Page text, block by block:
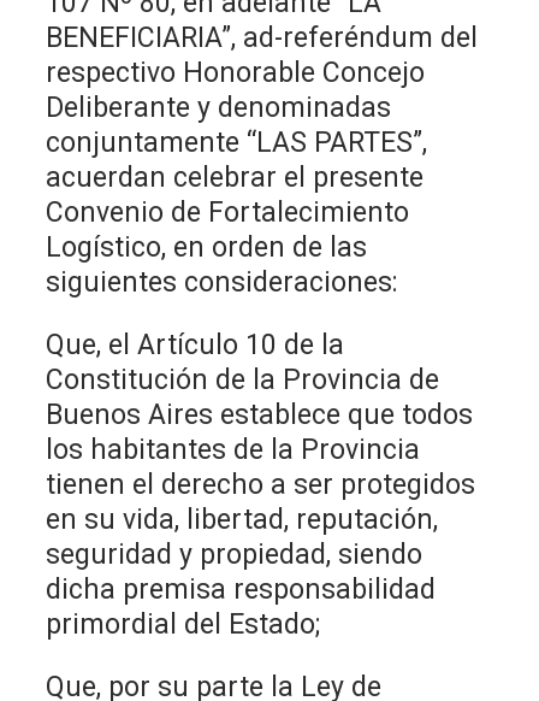
BENEFICIARIA”, ad-referéndum del
respectivo Honorable Concejo
Deliberante y denominadas
conjuntamente “LAS PARTES”,
acuerdan celebrar el presente
Convenio de Fortalecimiento
Logístico, en orden de las
siguientes consideraciones:
Que, el Artículo 10 de la
Constitución de la Provincia de
Buenos Aires establece que todos
los habitantes de la Provincia
tienen el derecho a ser protegidos
en su vida, libertad, reputación,
seguridad y propiedad, siendo
dicha premisa responsabilidad
primordial del Estado;
Que, por su parte la Ley de